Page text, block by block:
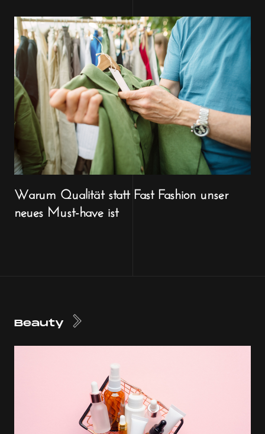
Warum Qualität statt Fast Fashion unser
neues Must-have ist
Beauty